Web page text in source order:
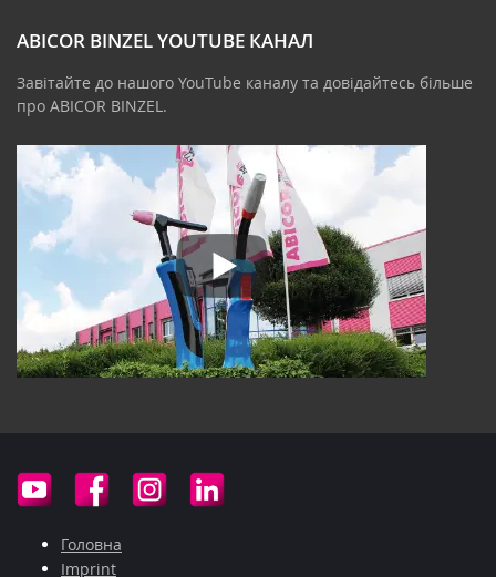
ABICOR BINZEL YOUTUBE КАНАЛ
Завітайте до нашого YouTube каналу та довідайтесь більше
про ABICOR BINZEL.
Головна
Imprint